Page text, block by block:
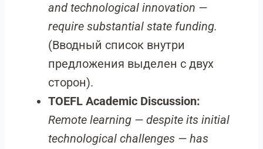
and technological innovation —
require substantial state funding.
(Вводный список внутри
предложения выделен с двух
сторон).
TOEFL Academic Discussion:
Remote learning — despite its initial
technological challenges — has